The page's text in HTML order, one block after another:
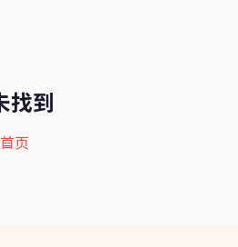
找到
页